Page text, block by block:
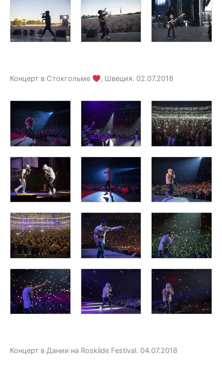
Концерт в Стокгольме , Швеция. 02.07.2018
Концерт в Дании на Roskilde Festival. 04.07.2018